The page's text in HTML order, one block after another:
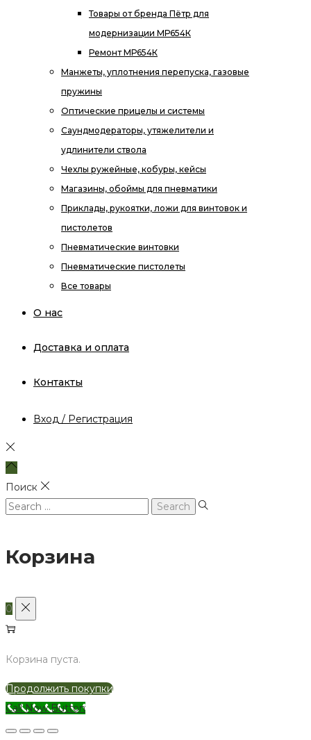
Товары от бренда Пётр для
модернизации МР654К
Ремонт МР654К
Манжеты, уплотнения перепуска, газовые
пружины
Оптические прицелы и системы
Саундмодераторы, утяжелители и
удлинители ствола
Чехлы ружейные, кобуры, кейсы
Магазины, обоймы для пневматики
Приклады, рукоятки, ложи для винтовок и
пистолетов
Пневматические винтовки
Пневматические пистолеты
Все товары
О нас
Доставка и оплата
Контакты
Вход / Регистрация
Поиск
Search
Корзина
0
Корзина пуста.
Продолжить покупки
Call Now Button